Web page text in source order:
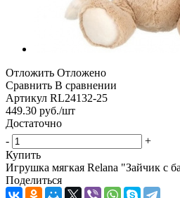
Отложить Отложено
Сравнить В сравнении
Артикул RL24132-25
449.30 руб./шт
Достаточно
-
+
Купить
Игрушка мягкая Relana "Зайчик с
Поделиться